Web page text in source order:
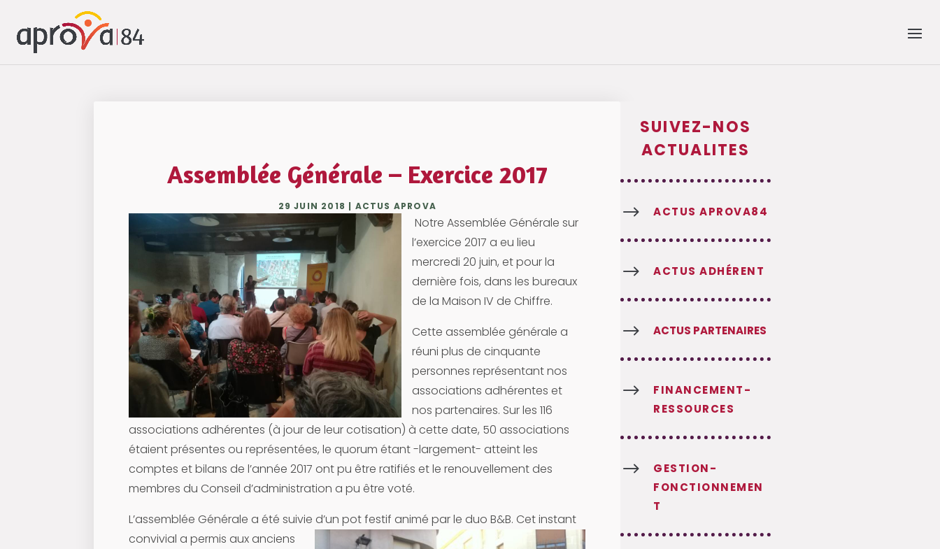
Assemblée Générale – Exercice 2017
29 JUIN 2018 | ACTUS APROVA
Notre Assemblée Générale sur
l’exercice 2017 a eu lieu
mercredi 20 juin, et pour la
dernière fois, dans les bureaux
de la Maison IV de Chiffre.
Cette assemblée générale a
réuni plus de cinquante
personnes représentant nos
associations adhérentes et
nos partenaires. Sur les 116
associations adhérentes (à jour de leur cotisation) à cette date, 50 associations
étaient présentes ou représentées, le quorum étant -largement- atteint les
comptes et bilans de l’année 2017 ont pu être ratifiés et le renouvellement des
membres du Conseil d’administration a pu être voté.
L’assemblée Générale a été suivie d’un pot festif animé par le duo B&B. Cet instant
convivial a permis aux anciens
SUIVEZ-NOS
ACTUALITES
$ ACTUS APROVA84
$ ACTUS ADHÉRENT
$ ACTUS PARTENAIRES
$
FINANCEMENT-
RESSOURCES
$
GESTION-
FONCTIONNEMEN
T